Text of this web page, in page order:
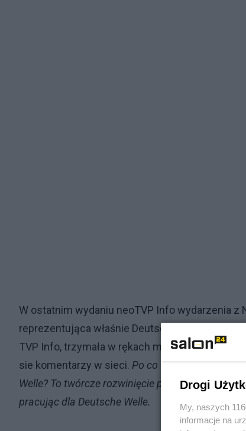
W ostatnim wydaniu neoTVP Info wydarzenia z
reprezentująca właśnie Deutsche Welle. Co
TVP Info, trzymała w rękach mikrofon bez
sie komentarzy w sieci. Po co TVP
Welle? To twórcze rozwinięcie praktyki
pracując dla Deutsche Welle.
Drogi
My, naszych
informacje na